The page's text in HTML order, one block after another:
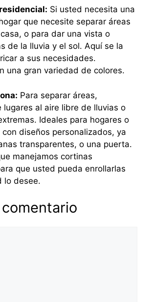
Si usted necesita una
que necesite separar áreas
o para dar una vista o
de la lluvia y el sol. Aquí se la
a sus necesidades.
una gran variedad de colores.
Para separar áreas,
lugares al aire libre de lluvias o
Ideales para hogares o
diseños personalizados, ya
transparentes, o una puerta.
manejamos cortinas
que usted pueda enrollarlas
lo desee.